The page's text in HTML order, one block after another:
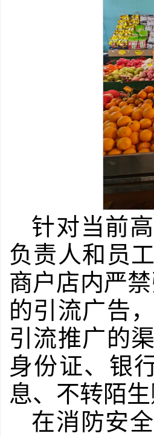
针对当前
负责人和员
商户店内严
的引流广告
引流推广的
身份证、银
息、不转陌
在消防安